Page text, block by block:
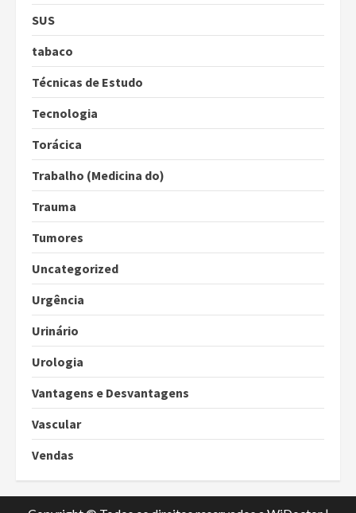
SUS
tabaco
Técnicas de Estudo
Tecnologia
Torácica
Trabalho (Medicina do)
Trauma
Tumores
Uncategorized
Urgência
Urinário
Urologia
Vantagens e Desvantagens
Vascular
Vendas